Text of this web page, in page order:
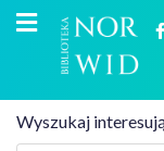
Wyszukaj